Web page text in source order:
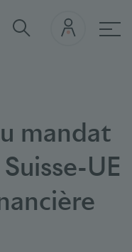
mandat
UE